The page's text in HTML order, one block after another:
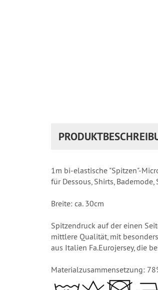
1m bi-elastische "Spitzen"-
für Dessous, Shirts,
Breite: ca. 30cm
Spitzendruck auf der einen
mittlere Qualität, mit
aus Italien Fa.Eurojersey, die
Materialzusammensetzung: